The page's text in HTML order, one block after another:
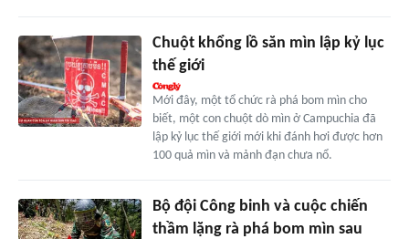
Chuột khổng lồ săn mìn lập kỷ lục
thế giới
Mới đây, một tổ chức rà phá bom mìn cho
biết, một con chuột dò mìn ở Campuchia đã
lập kỷ lục thế giới mới khi đánh hơi được hơn
100 quả mìn và mảnh đạn chưa nổ.
Bộ đội Công binh và cuộc chiến
thầm lặng rà phá bom mìn sau